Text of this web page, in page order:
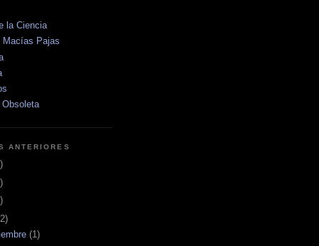
la Ciencia
Macías Pajas
ANTERIORES
(1)